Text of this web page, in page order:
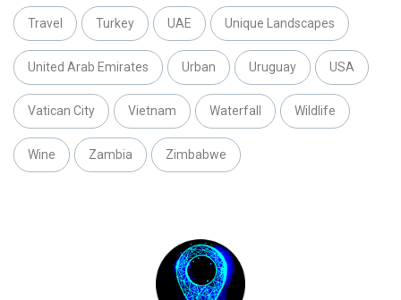
Travel Turkey UAE Unique Landscapes
United Arab Emirates Urban Uruguay USA
Vatican City Vietnam Waterfall Wildlife
Wine Zambia Zimbabwe